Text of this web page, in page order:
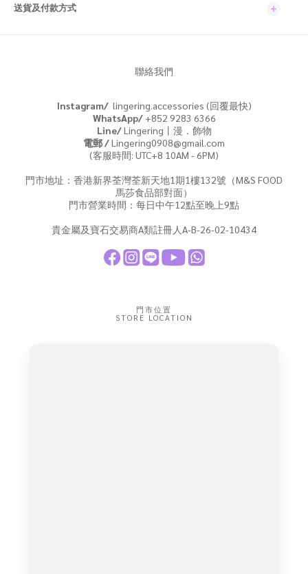
送貨及付款方式
聯絡我們
Instagram/ lingering.accessories (回覆最快)
WhatsApp/+852 9283 6366
Line/Lingering丨漫．飾物
電郵 /Lingering0908@gmail.com
(客服時間: UTC+8 10AM - 6PM)
門市地址：香港新界荃灣荃新天地1期1樓132號（M&S FOOD
馬莎食品部對面）
門市營業時間：每日中午12點至晚上9點
貴金屬及寶石交易商A類註冊人A-B-26-02-10434
門市位置
STORE LOCATION